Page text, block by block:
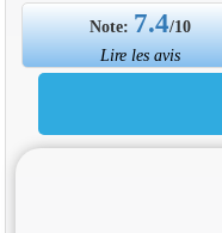
Note: 7.4/10
Lire les avis